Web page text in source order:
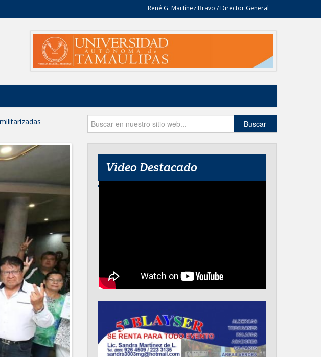
René G. Martínez Bravo / Director General
SAN AGUSTÍN
18 DE
2026
del COMASS
de Tamaulipas
HÍDRICA PARA
con
DE ENERGÍA
ante tormenta
Buscar
Video Destacado